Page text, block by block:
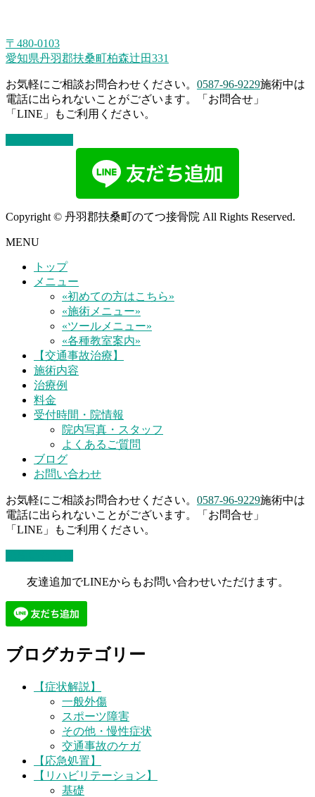
〒480-0103
愛知県丹羽郡扶桑町柏森辻田331
お気軽にご相談お問合わせください。 0587-96-9229施術中は
電話に出られないことがございます。「お問合せ」
「LINE」もご利用ください。
Copyright © 丹羽郡扶桑町のてつ接骨院 All Rights Reserved.
MENU
トップ
メニュー
«初めての方はこちら»
«施術メニュー»
«ツールメニュー»
«各種教室案内»
【交通事故治療】
施術内容
治療例
料金
受付時間・院情報
院内写真・スタッフ
よくあるご質問
ブログ
お問い合わせ
お気軽にご相談お問合わせください。 0587-96-9229施術中は
電話に出られないことがございます。「お問合せ」
「LINE」もご利用ください。
友達追加でLINEからもお問い合わせいただけます。
ブログカテゴリー
【症状解説】
一般外傷
スポーツ障害
その他・慢性症状
交通事故のケガ
【応急処置】
【リハビリテーション】
基礎